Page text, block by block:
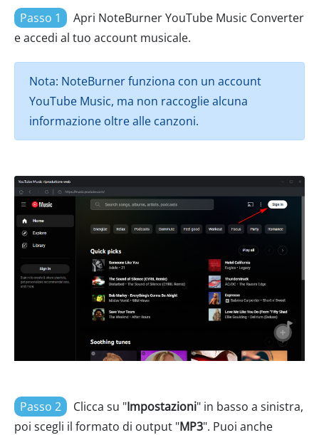
Passo 1
Apri NoteBurner YouTube Music Converter
e accedi al tuo account musicale.
Nota: NoteBurner funziona con un account
YouTube Music, ma non raccoglie alcuna
informazione oltre alle canzoni.
Passo 2 Clicca su "Impostazioni" in basso a sinistra,
poi scegli il formato di output "MP3". Puoi anche